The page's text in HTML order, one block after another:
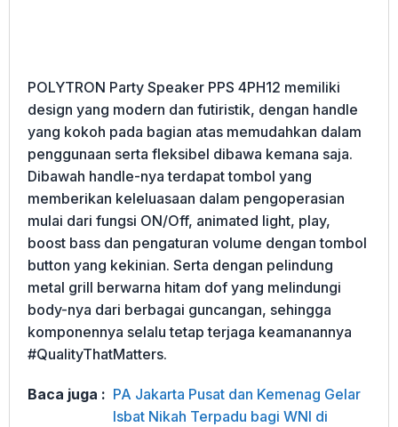
POLYTRON Party Speaker PPS 4PH12 memiliki
design yang modern dan futiristik, dengan handle
yang kokoh pada bagian atas memudahkan dalam
penggunaan serta fleksibel dibawa kemana saja.
Dibawah handle-nya terdapat tombol yang
memberikan keleluasaan dalam pengoperasian
mulai dari fungsi ON/Off, animated light, play,
boost bass dan pengaturan volume dengan tombol
button yang kekinian. Serta dengan pelindung
metal grill berwarna hitam dof yang melindungi
body-nya dari berbagai guncangan, sehingga
komponennya selalu tetap terjaga keamanannya
#QualityThatMatters.
Baca juga : PA Jakarta Pusat dan Kemenag Gelar
Isbat Nikah Terpadu bagi WNI di